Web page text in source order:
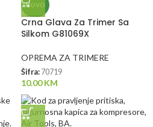
NOVO
Crna Glava Za Trimer Sa
Silkom G81069X
OPREMA ZA TRIMERE
Šifra: 70719
10.00KM